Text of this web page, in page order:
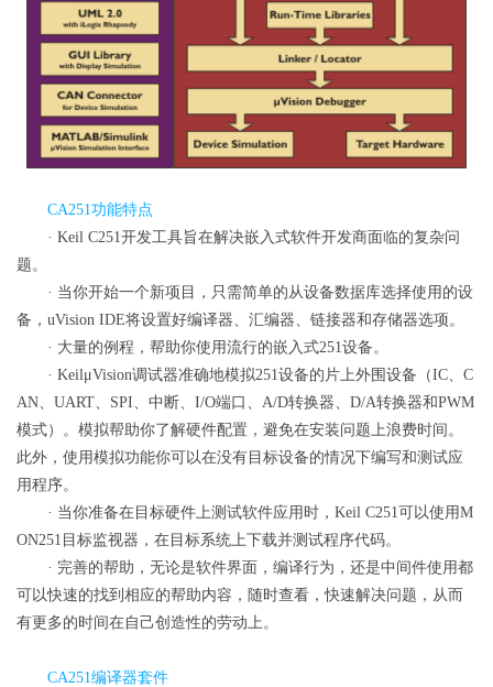
CA251功能特点
· Keil C251开发工具旨在解决嵌入式软件开发商面临的复杂问
题。
· 当你开始一个新项目，只需简单的从设备数据库选择使用的设
备，uVision IDE将设置好编译器、汇编器、链接器和存储器选项。
· 大量的例程，帮助你使用流行的嵌入式251设备。
· KeilμVision调试器准确地模拟251设备的片上外围设备（IC、C
AN、UART、SPI、中断、I/O端口、A/D转换器、D/A转换器和PWM
模式）。模拟帮助你了解硬件配置，避免在安装问题上浪费时间。
此外，使用模拟功能你可以在没有目标设备的情况下编写和测试应
用程序。
· 当你准备在目标硬件上测试软件应用时，Keil C251可以使用M
ON251目标监视器，在目标系统上下载并测试程序代码。
· 完善的帮助，无论是软件界面，编译行为，还是中间件使用都
可以快速的找到相应的帮助内容，随时查看，快速解决问题，从而
有更多的时间在自己创造性的劳动上。
CA251编译器套件